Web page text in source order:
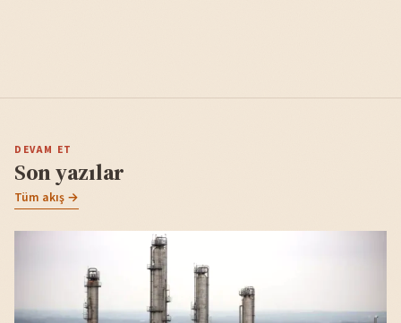
DEVAM ET
Son yazılar
Tüm akış →